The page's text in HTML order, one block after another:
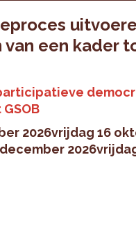
een kader
2026vrijdag 16
2026